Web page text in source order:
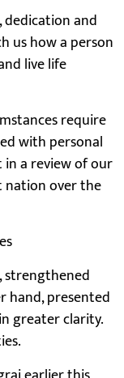
dedication and
us how a person
live life
require
with personal
in a review of our
nation over the
strengthened
hand, presented
greater clarity.